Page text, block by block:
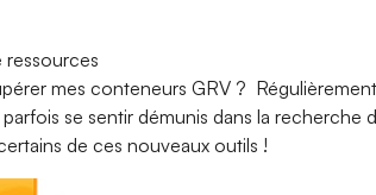
ressources
mes conteneurs GRV ?
se sentir démunis dans la
de ces nouveaux outils !